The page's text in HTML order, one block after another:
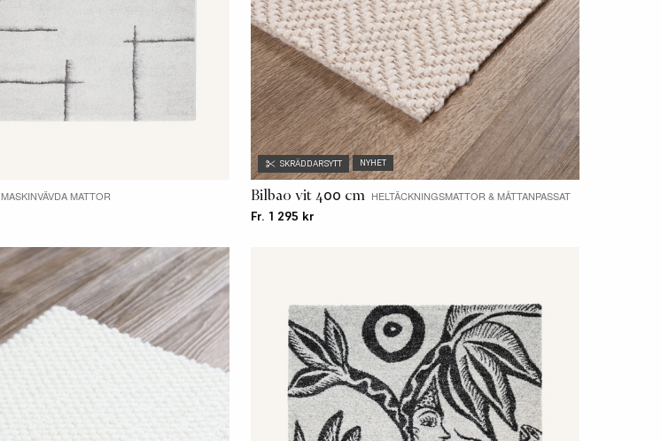
MASKINVÄVDA MATTOR
SKRÄDDARSYTT NYHET
Bilbao vit 400 cm HELTÄCKNINGSMATTOR & MÅTTANPASSAT
Fr. 1 295 kr